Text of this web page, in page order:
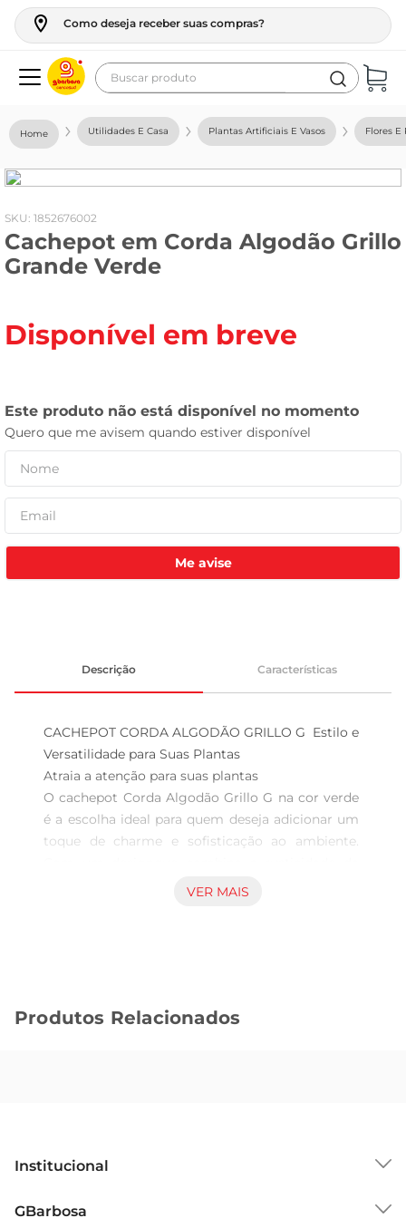
Como deseja receber suas compras?
Buscar produto
Utilidades E Casa Plantas Artificiais E Vasos Flores
: 1852676002
Cachepot em Corda Algodão Grillo
Grande Verde
Disponível em breve
Me avise
Descrição Características
CACHEPOT CORDA ALGODÃO GRILLO G  Estilo e
Versatilidade para Suas Plantas
Atraia a atenção para suas plantas
O cachepot Corda Algodão Grillo G na cor verde
é a escolha ideal para quem deseja adicionar um
toque de charme e sofisticação ao ambiente.
corda de algodão com a elegância da tonalidade
Este cachepot é confeccionado com materiais de
oferecendo segurança e estabilidade.
O cachepot Corda Algodão Grillo G é
VER MAIS
Produtos Relacionados
Institucional
GBarbosa
geladeira
fogao
café
cerveja
leite
tv